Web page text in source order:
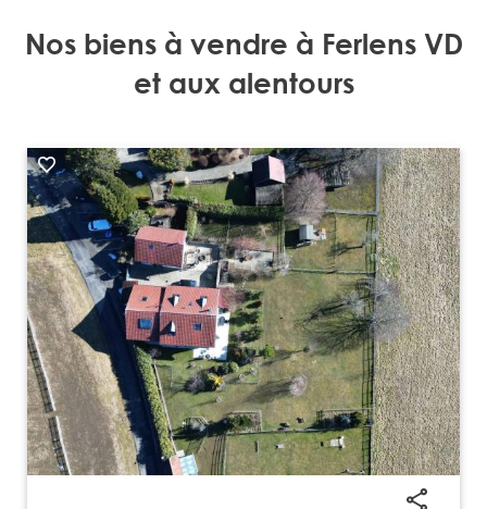
Nos biens à vendre à Ferlens VD
et aux alentours